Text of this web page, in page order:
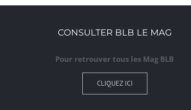
CONSULTER BLB LE MAG
Pour retrouver tous les Mag BLB
CLIQUEZ ICI